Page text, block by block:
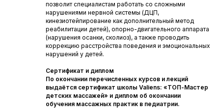
позволит специалистам работать со сложными
нарушениями нервной системы (ДЦП,
кинезиотейпирование как дополнительный метод
реабилитации детей), опорно-двигательного аппарата
(нарушения осанки, сколиоз), а также проводить
коррекцию расстройства поведения и эмоциональных
нарушений у детей.
Сертификат и диплом
По окончании перечисленных курсов и лекций
выдаётся сертификат школы Valiens: «ТОП-Мастер
детских массажей» и диплом об окончании
обучения массажных практик в педиатрии.